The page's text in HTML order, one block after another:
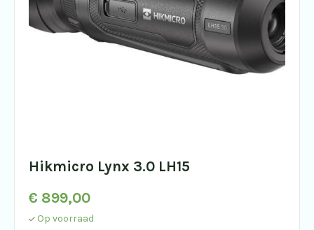
Hikmicro Lynx 3.0 LH15
€ 899,00
Op voorraad